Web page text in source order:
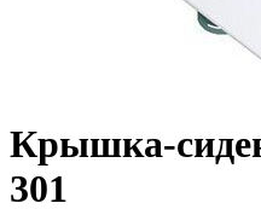
Крышка-
301